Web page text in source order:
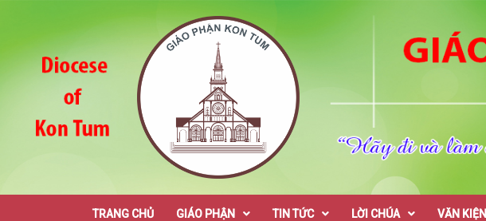
Giáo Phận Kon Tum
TRANG CHỦ GIÁO PHẬN TIN TỨC LỜI CHÚA VĂN KIỆN